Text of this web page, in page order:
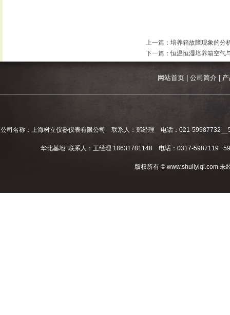
上一篇 ： 培养箱故障现象的分
下一篇 ：恒温恒湿培养箱空气
网站首页| 公司简介|
公司名称：上海树立仪器仪表有限公司 联系人：郑经理 电话：021-
华北基地 联系人：王经理 18631781148 电话：0317-5987119
版权所有 © www.shuliyiqi.com 未